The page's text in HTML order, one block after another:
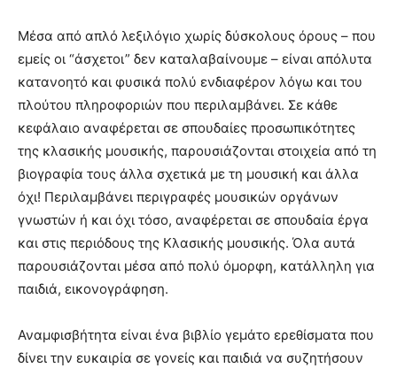
Μέσα από απλό λεξιλόγιο χωρίς δύσκολους όρους – που
εμείς οι “άσχετοι” δεν καταλαβαίνουμε – είναι απόλυτα
κατανοητό και φυσικά πολύ ενδιαφέρον λόγω και του
πλούτου πληροφοριών που περιλαμβάνει. Σε κάθε
κεφάλαιο αναφέρεται σε σπουδαίες προσωπικότητες
της κλασικής μουσικής, παρουσιάζονται στοιχεία από τη
βιογραφία τους άλλα σχετικά με τη μουσική και άλλα
όχι! Περιλαμβάνει περιγραφές μουσικών οργάνων
γνωστών ή και όχι τόσο, αναφέρεται σε σπουδαία έργα
και στις περιόδους της Κλασικής μουσικής. Όλα αυτά
παρουσιάζονται μέσα από πολύ όμορφη, κατάλληλη για
παιδιά, εικονογράφηση.
Αναμφισβήτητα είναι ένα βιβλίο γεμάτο ερεθίσματα που
δίνει την ευκαιρία σε γονείς και παιδιά να συζητήσουν